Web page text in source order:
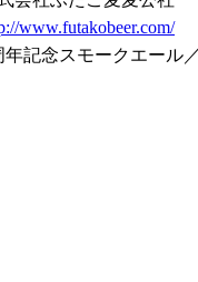
www.futakobeer.com/
年記念スモークエール